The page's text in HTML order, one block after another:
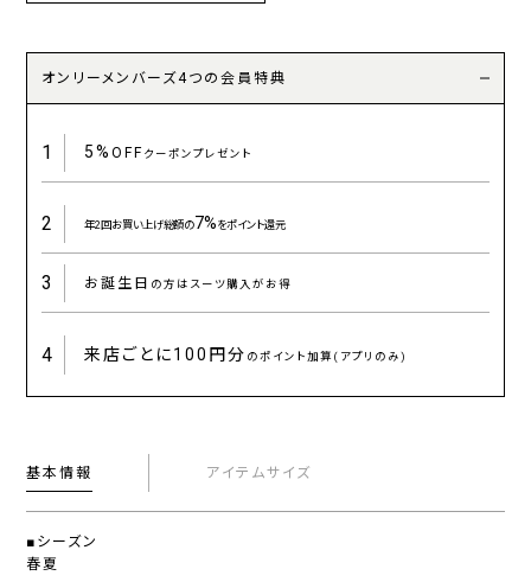
オンリーメンバーズ4つの会員特典
1 5%OFFクーポンプレゼント
2 年2回お買い上げ総額の7%をポイント還元
3 お誕生日 の方はスーツ購入がお得
4 来店ごとに100円分 のポイント加算(アプリのみ)
基本情報 アイテムサイズ
■シーズン
春夏